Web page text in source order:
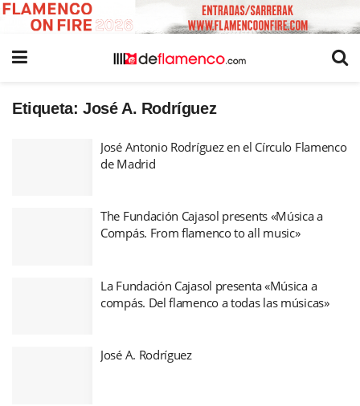
Etiqueta: José A. Rodríguez
José Antonio Rodríguez en el Círculo Flamenco
de Madrid
The Fundación Cajasol presents «Música a
Compás. From flamenco to all music»
La Fundación Cajasol presenta «Música a
compás. Del flamenco a todas las músicas»
José A. Rodríguez